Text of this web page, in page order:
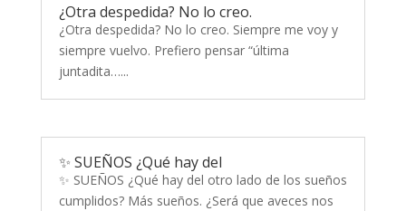
¿Otra despedida? No lo creo.
¿Otra despedida? No lo creo. Siempre me voy y
siempre vuelvo. Prefiero pensar “última
juntadita…...
✨ SUEÑOS ¿Qué hay del
✨ SUEÑOS ¿Qué hay del otro lado de los sueños
cumplidos? Más sueños. ¿Será que aveces nos